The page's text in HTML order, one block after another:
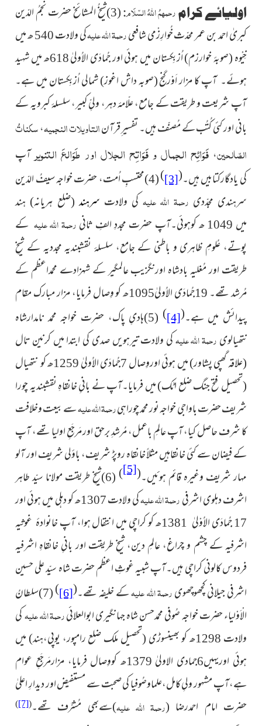
اولیائے کرامرحمہمُ اللہُ السّلَام:
(3)شیخُ المشائخ حضرت نجمُ الدّین
کبریٰ احمد بن عمر محدّث خُوارِزْمی شافعیرحمۃ اللہ علیہ
کی ولادت 540 ھ میں
خِیْوہ(صوبۂ خوارزم)
اُزبِکستان میں ہوئی اور جُمادَی الاُولیٰ 618ھ میں شہید
ہوئے۔ آپ کا مزار اَوْرگنج(صوبہ داش اغوز)شمالی اُزبِکستان میں ہے۔
آپ شریعت و طریقت کے جامع، علّامۂ دہر، ولیِّ کبیر، سلسلۂ کبرویہ کے
بانی اور کئی کُتُب کے مُصنّف ہیں۔ تفسیر ِقرآنالتاویلات النجمیہ،سکناتُ
الصّالحین،فَوَائِح الجمال و فَوَاتِح الجلال اور طَوَالعَ التنویرآپ
کییادگارکتابیں ہیں۔(
[3]
)(4)محتسبِ اُمت، حضرت خواجہ سیفُ الدّین
سرہندی مجدّدی رحمۃ اللہ علیہکی ولادت سرہند(ضلع ہریانہ) ہند
میں1049 ھ کوہوئی۔آپ حضرت مجددِ الفِ ثانی رحمۃ اللہ علیہ کے
پوتے، عُلومِ ظاہری و باطنی کے جامع، سلسلۂ نقشبندیہ مجددیہ کے شیخِ
طریقتاور مُغلیہ بادشاہ اورنگزیب عالمگیر کے شہزادے محمداعظم کے
مُرشدتھے۔ 19جُمادَی الاُولیٰ1095ھ کو
وِصال فرمایا، مزار مبارک مقام
پیدائش میں ہے۔(
[4]
)
(5)ہادیِ پاک، حضرت خواجہ محمد نامدارشاہ
نتھیالویرحمۃ اللہ علیہکی ولادت تیرہویں صدی کی ابتدا میں کرنین تال
(علاقہ گھپی پشاور)میں ہوئی اوروِصال 7جُمادَی الاُولیٰ 1259ھ کو
نتھیال
(تحصیل فتح جنگ ضلع اٹک)میں فرمایا۔آپ نے بانیِ خانقاہِ نقشبندیہچورا
شریف حضرت باواجی خواجہ نور محمد چوراہیرحمۃ اللہ علیہسے بیعت وخلافت
کا شرف حاصل کیا، آپ عالِمِ باعمل، مُرشدِ برحق اور مَرجَعِ اولیا تھے، آپ
کے فیضان سے کئی خانقاہیں مثلاً خانقاہ روپڑ شریف، باؤلی شریف اور آلو
مہار شریف وغیرہ قائم ہوئیں۔(
[5]
)
(6)شیخِ طریقت مولانا سیّد طاہر
اشرف دہلوی اشرفیرحمۃ اللہ علیہ
کی ولادت 1307ھ کو دہلی میں ہوئی اور
17 جُمادَی الاُوْلیٰ 1381ھ کو کراچی میں انتقال ہوا، آپ خانوادۂ غوثیہ
اشرفیہ کے چشم و چراغ، عالمِ دین، شیخِ طریقت اور بانیِ خانقاہِ اشرفیہ
فردوس کالونی کراچی ہیں۔آپ شبیہِ غوثِ اعظم حضرت شاہ سیّد علی حسین
اشرفی جیلانی کچھوچھویرحمۃ اللہ علیہکے خلیفہ تھے۔(
[6]
) (7)سلطانُ
الْاَوْلیاء حضرت خواجہ صُوفیمحمدحسن شاہ جہانگیری ابوالعلائیرحمۃ اللہ علیہکی
ولادت 1298ھ کو بھینسوڑی
(تحصیل ملک ضلع رامپور، یوپی،ہند)میں
ہوئی اوریہیں6جمادی الاولیٰ 1379ھ کووِصال فرمایا، مزارمَرجَعِ عوام
ہے،آپ مشہورولیِ کامل،علماوصُوفیا کی صحبت سے مستفیض اور دیدارِ اعلیٰ
حضرت امام احمدرضا (رحمۃ اللہ علیہ)سےبھی مُشرَّف تھے۔(
[7]
)